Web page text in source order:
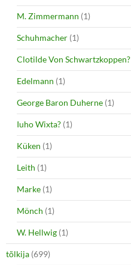
M. Zimmermann (1)
Schuhmacher (1)
Clotilde Von Schwartzkoppen?
Edelmann (1)
George Baron Duherne (1)
Iuho Wixta? (1)
Küken (1)
Leith (1)
Marke (1)
Mönch (1)
W. Hellwig (1)
tõlkija (699)